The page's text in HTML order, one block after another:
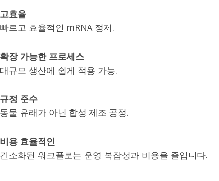
고효율
빠르고 효율적인 mRNA 정제.
확장 가능한 프로세스
대규모 생산에 쉽게 적용 가능.
규정 준수
동물 유래가 아닌 합성 제조 공정.
비용 효율적인
간소화된 워크플로는 운영 복잡성과 비용을 줄입니다.